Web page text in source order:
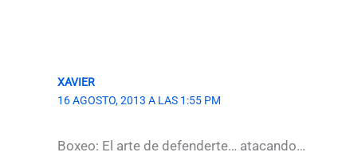
XAVIER
16 AGOSTO, 2013 A LAS 1:55 PM
Boxeo: El arte de defenderte… atacando…